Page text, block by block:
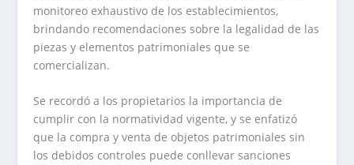
monitoreo exhaustivo de los establecimientos,
brindando recomendaciones sobre la legalidad de las
piezas y elementos patrimoniales que se
comercializan.
Se recordó a los propietarios la importancia de
cumplir con la normatividad vigente, y se enfatizó
que la compra y venta de objetos patrimoniales sin
los debidos controles puede conllevar sanciones